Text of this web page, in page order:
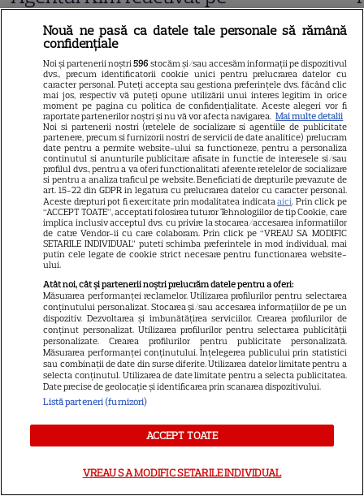
Netflix: Serialul-fenomen care
a rupt topurile de audiență. Ce
șanse sunt pentru Sezonul 2
ARTICOLE PARTENERI
astrologice pentru perioada 1 –
7 august 2026. Venus va intra
în zodia Balanței
Loto 6/49 din 2 august
2026. Report de peste 9
milioane de euro la 6/49,
categoria I
Nouă ne pasă ca datele tale personale să rămână
confidențiale
Noi și partenerii noștri596 stocăm și/sau accesăm informații pe dispozitivul
dvs., precum identificatorii cookie unici pentru prelucrarea datelor cu
caracter personal. Puteți accepta sau gestiona preferințele dvs. făcând clic
mai jos, respectiv vă puteți opune utilizării unui interes legitim în orice
moment pe pagina cu politica de confidențialitate. Aceste alegeri vor fi
raportate partenerilor noștri și nu vă vor afecta navigarea. Mai multe detalii
Noi si partenerii nostri (retelele de socializare si agentiile de publicitate
partenere, precum si furnizorii nostri de servicii de date analitice) prelucram
date pentru a permite website-ului sa functioneze, pentru a personaliza
continutul si anunturile publicitare afisate in functie de interesele si/sau
profilul dvs., pentru a va oferi functionalitati aferente retelelor de socializare
si pentru a analiza traficul pe website. Beneficiati de drepturile prevazute de
art. 15-22 din GDPR in legatura cu prelucrarea datelor cu caracter personal.
Aceste drepturi pot fi exercitate prin modalitatea indicataaici. Prin click pe
“ACCEPT TOATE”, acceptati folosirea tuturor Tehnologiilor de tip Cookie, care
implica inclusiv acceptul dvs. cu privire la stocarea/accesarea informatiilor
de catre Vendor-ii cu care colaboram. Prin click pe “VREAU SA MODIFIC
SETARILE INDIVIDUAL” puteti schimba preferintele in mod individual, mai
putin cele legate de cookie strict necesare pentru functionarea website-
ului.
Atât noi, cât și partenerii noștri prelucrăm datele pentru a oferi:
Măsurarea performanței reclamelor. Utilizarea profilurilor pentru selectarea
conținutului personalizat. Stocarea și/sau accesarea informațiilor de pe un
dispozitiv. Dezvoltarea și îmbunătățirea serviciilor. Crearea profilurilor de
conținut personalizat. Utilizarea profilurilor pentru selectarea publicității
personalizate. Crearea profilurilor pentru publicitate personalizată.
Măsurarea performanței conținutului. Înțelegerea publicului prin statistici
sau combinații de date din surse diferite. Utilizarea datelor limitate pentru a
selecta conținutul. Utilizarea de date limitate pentru a selecta publicitatea.
Date precise de geolocație și identificarea prin scanarea dispozitivului.
Listă parteneri (furnizori)
ACCEPT TOATE
VREAU SA MODIFIC SETARILE INDIVIDUAL